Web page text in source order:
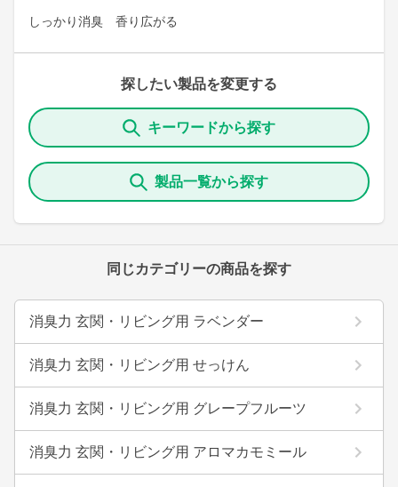
しっかり消臭 香り広がる
探したい製品を変更する
キーワードから探す
製品一覧から探す
同じカテゴリーの商品を探す
消臭力 玄関・リビング用 ラベンダー
消臭力 玄関・リビング用 せっけん
消臭力 玄関・リビング用 グレープフルーツ
消臭力 玄関・リビング用 アロマカモミール